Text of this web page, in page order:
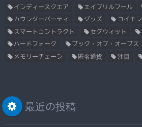
インディースクエア エイプリルフール
カウンターパーティ グッズ コイモン
スマートコントラクト セグウィット
ハードフォーク ブック・オブ・オーブス
メモリーチェーン 匿名通貨 注目
最近の投稿